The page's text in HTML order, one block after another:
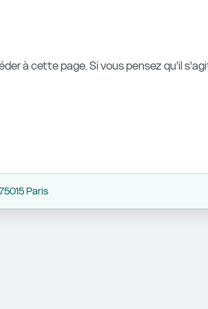
à cette page. Si vous pensez qu'il
Paris